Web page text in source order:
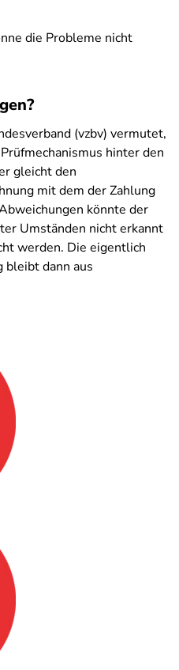
die Probleme nicht
(vzbv) vermutet,
hinter den
gleicht den
mit dem der Zahlung
könnte der
Umständen nicht erkannt
werden. Die eigentlich
bleibt dann aus